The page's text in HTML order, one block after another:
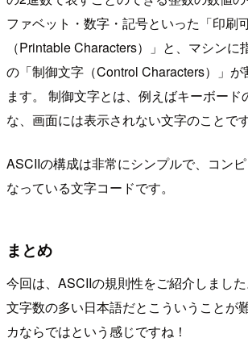
ファベット・数字・記号といった「印刷
（Printable Characters）」と、マシンに
の「制御文字（Control Characters）」
ます。 制御文字とは、例えばキーボード
な、画面には表示されない文字のことです
ASCIIの構成は非常にシンプルで、コン
なっている文字コードです。
まとめ
今回は、ASCIIの規則性をご紹介しました
文字数の多い日本語だとこういうことが
カならではという感じですね！